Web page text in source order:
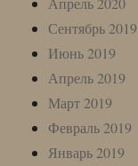
Сентябрь 2019
Июнь 2019
Апрель 2019
Март 2019
Февраль 2019
Январь 2019